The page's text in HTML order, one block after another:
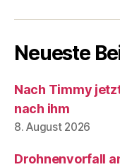
Neueste
Nach Timmy
nach ihm
8. August 2026
Drohnenvorfall